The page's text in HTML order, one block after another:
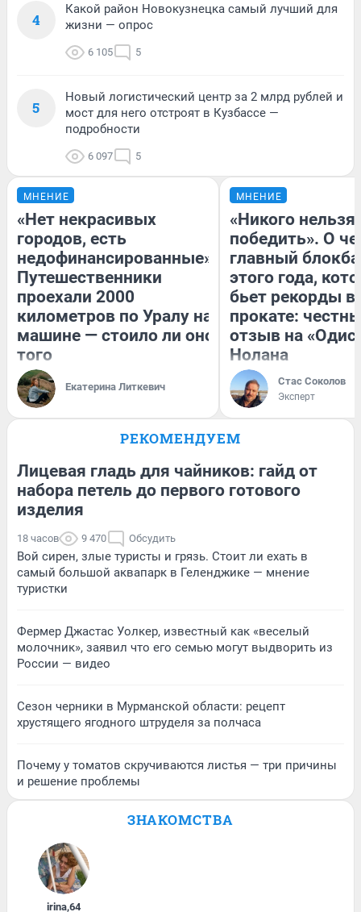
4
Какой район Новокузнецка самый лучший для
жизни — опрос
6 105 5
5
Новый логистический центр за 2 млрд рублей и
мост для него отстроят в Кузбассе —
подробности
6 097 5
МНЕНИЕ
«Нет некрасивых
городов, есть
недофинансированные».
Путешественники
проехали 2000
километров по Уралу на
машине — стоило ли оно
того
Екатерина Литкевич
МНЕНИЕ
«Никого нельзя
победить». О
главный
этого года,
бьет рекорды в
прокате:
отзыв на
Нолана
Стас Соколов
Эксперт
РЕКОМЕНДУЕМ
Лицевая гладь для чайников: гайд от
набора петель до первого готового
изделия
18 часов 9 470 Обсудить
Вой сирен, злые туристы и грязь. Стоит ли ехать в
самый большой аквапарк в Геленджике — мнение
туристки
Фермер Джастас Уолкер, известный как «веселый
молочник», заявил что его семью могут выдворить из
России — видео
Сезон черники в Мурманской области: рецепт
хрустящего ягодного штруделя за полчаса
Почему у томатов скручиваются листья — три причины
и решение проблемы
ЗНАКОМСТВА
irina,64